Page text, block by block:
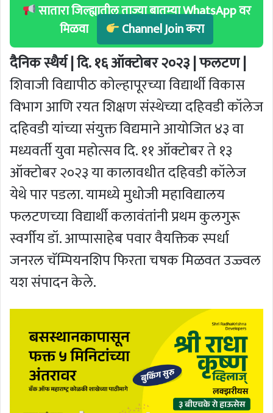
सातारा जिल्ह्यातील ताज्या बातम्या WhatsApp वर
मिळवा
Channel Join करा
दैनिक स्थैर्य | दि. १६ ऑक्टोबर २०२३ | फलटण |
शिवाजी विद्यापीठ कोल्हापूरच्या विद्यार्थी विकास
विभाग आणि रयत शिक्षण संस्थेच्या दहिवडी कॉलेज
दहिवडी यांच्या संयुक्त विद्यमाने आयोजित ४३ वा
मध्यवर्ती युवा महोत्सव दि. ११ ऑक्टोबर ते १३
ऑक्टोबर २०२३ या कालावधीत दहिवडी कॉलेज
येथे पार पडला. यामध्ये मुधोजी महाविद्यालय
फलटणच्या विद्यार्थी कलावंतांनी प्रथम कुलगुरू
स्वर्गीय डॉ. आप्पासाहेब पवार वैयक्तिक स्पर्धा
जनरल चॅम्पियनशिप फिरता चषक मिळवत उज्ज्वल
यश संपादन केले.